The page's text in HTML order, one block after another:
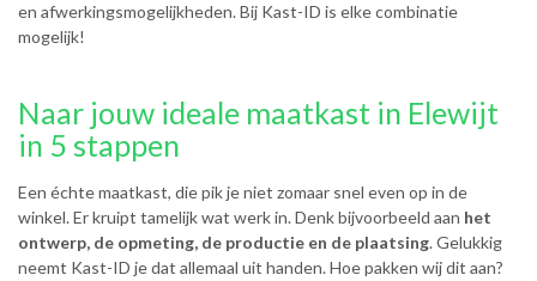
en afwerkingsmogelijkheden. Bij Kast-ID is elke combinatie
mogelijk!
Naar jouw ideale maatkast in Elewijt
in 5 stappen
Een échte maatkast, die pik je niet zomaar snel even op in de
winkel. Er kruipt tamelijk wat werk in. Denk bijvoorbeeld aan het
ontwerp, de opmeting, de productie en de plaatsing. Gelukkig
neemt Kast-ID je dat allemaal uit handen. Hoe pakken wij dit aan?